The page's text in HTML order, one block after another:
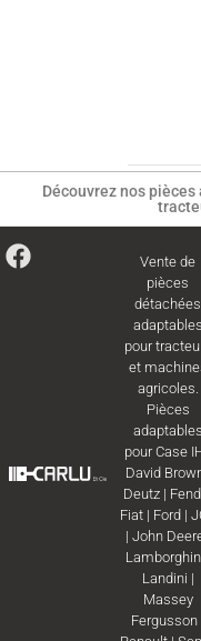
Découvrez nos
Vente de
pièces
détachées
adaptables
pour
et
agricoles.
Pièces
adaptables
pourCase
David
Deutz |
Fiat| Ford|
| John
Landini |
Massey
Fergusson